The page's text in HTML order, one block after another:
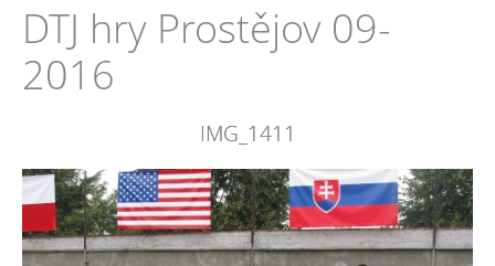
DTJ hry Prostějov 09-
2016
IMG_1411